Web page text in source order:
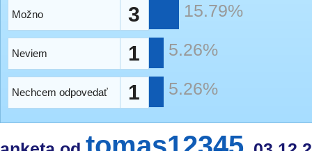
Možno 3 15.79%
Neviem 1 5.26%
Nechcem odpovedať 1 5.26%